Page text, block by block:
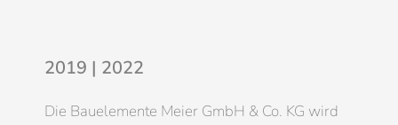
2019 | 2022
Die Bauelemente Meier GmbH & Co. KG wird